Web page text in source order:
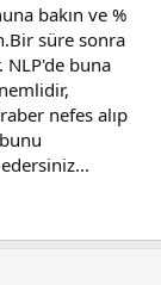
bakın ve %
süre sonra
NLP'de buna
nefes alıp